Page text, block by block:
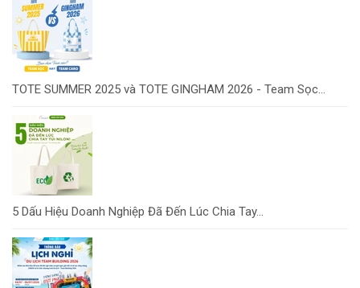
TOTE SUMMER 2025 và TOTE GINGHAM 2026 - Team Sọc...
5 Dấu Hiệu Doanh Nghiệp Đã Đến Lúc Chia Tay...